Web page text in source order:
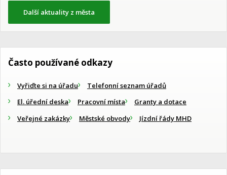
Další aktuality z města
Často používané odkazy
Vyřiďte si na úřadu
Telefonní seznam úřadů
El. úřední deska
Pracovní místa
Granty a dotace
Veřejné zakázky
Městské obvody Jízdní řády MHD